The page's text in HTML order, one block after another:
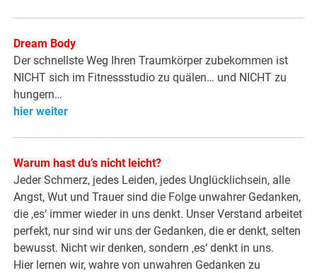
Dream Body
Der schnellste Weg Ihren Traumkörper zubekommen ist
NICHT sich im Fitnessstudio zu quälen… und NICHT zu
hungern…
hier weiter
Warum hast du’s nicht leicht?
Jeder Schmerz, jedes Leiden, jedes Unglücklichsein, alle
Angst, Wut und Trauer sind die Folge unwahrer Gedanken,
die ‚es‘ immer wieder in uns denkt. Unser Verstand arbeitet
perfekt, nur sind wir uns der Gedanken, die er denkt, selten
bewusst. Nicht wir denken, sondern ‚es‘ denkt in uns.
Hier lernen wir, wahre von unwahren Gedanken zu